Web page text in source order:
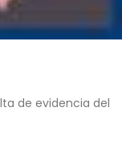
de evidencia del